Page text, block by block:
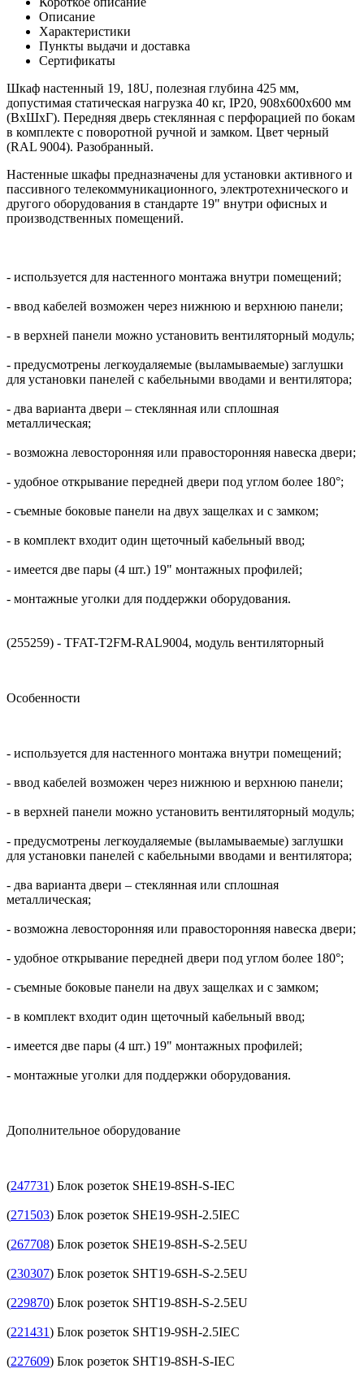
Описание
Характеристики
Пункты выдачи и доставка
Сертификаты
Шкаф настенный 19, 18U, полезная глубина 425 мм,
допустимая статическая нагрузка 40 кг, IP20, 908x600х600 мм
(ВхШхГ). Передняя дверь стеклянная с перфорацией по бокам
в комплекте с поворотной ручной и замком. Цвет черный
(RAL 9004). Разобранный.
Настенные шкафы предназначены для установки активного и
пассивного телекоммуникационного, электротехнического и
другого оборудования в стандарте 19" внутри офисных и
производственных помещений.
- используется для настенного монтажа внутри помещений;
- ввод кабелей возможен через нижнюю и верхнюю панели;
- в верхней панели можно установить вентиляторный модуль;
- предусмотрены легкоудаляемые (выламываемые) заглушки
для установки панелей с кабельными вводами и вентилятора;
- два варианта двери – стеклянная или сплошная
металлическая;
- возможна левосторонняя или правосторонняя навеска двери;
- удобное открывание передней двери под углом более 180°;
- съемные боковые панели на двух защелках и с замком;
- в комплект входит один щеточный кабельный ввод;
- имеется две пары (4 шт.) 19" монтажных профилей;
- монтажные уголки для поддержки оборудования.
(255259) - TFAT-T2FM-RAL9004, модуль вентиляторный
Особенности
- используется для настенного монтажа внутри помещений;
- ввод кабелей возможен через нижнюю и верхнюю панели;
- в верхней панели можно установить вентиляторный модуль;
- предусмотрены легкоудаляемые (выламываемые) заглушки
для установки панелей с кабельными вводами и вентилятора;
- два варианта двери – стеклянная или сплошная
металлическая;
- возможна левосторонняя или правосторонняя навеска двери;
- удобное открывание передней двери под углом более 180°;
- съемные боковые панели на двух защелках и с замком;
- в комплект входит один щеточный кабельный ввод;
- имеется две пары (4 шт.) 19" монтажных профилей;
- монтажные уголки для поддержки оборудования.
Дополнительное оборудование
(247731) Блок розеток SHE19-8SH-S-IEC
(271503) Блок розеток SHE19-9SH-2.5IEC
(267708) Блок розеток SHE19-8SH-S-2.5EU
(230307) Блок розеток SHT19-6SH-S-2.5EU
(229870) Блок розеток SHT19-8SH-S-2.5EU
(221431) Блок розеток SHT19-9SH-2.5IEC
(227609) Блок розеток SHT19-8SH-S-IEC